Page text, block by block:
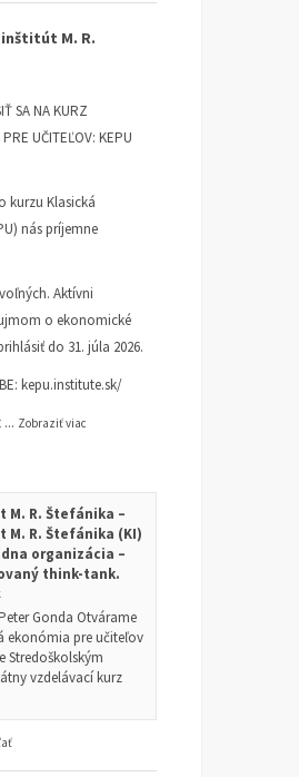
M. R.
SA NA KURZ
UČITEĽOV: KEPU
kurzu Klasická
nás príjemne
Aktívni
o ekonomické
do 31. júla 2026.
kepu.institute.sk/
... Zobraziť viac
R. Štefánika –
R. Štefánika (KI)
organizácia –
think-tank.
Gonda Otvárame
ekonómia pre učiteľov
Stredoškolským
vzdelávací kurz